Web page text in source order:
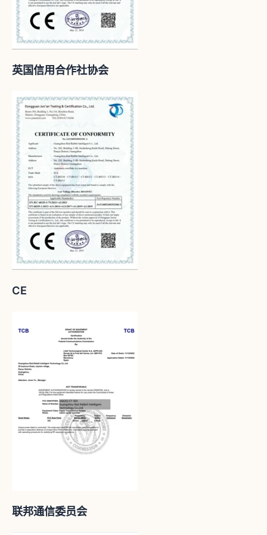
英国信用合作社协会
CE
联邦通信委员会